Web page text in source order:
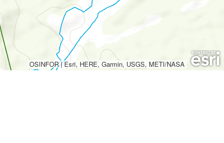
OSINFOR|Esri, HERE, Garmin, USGS, METI/NASA